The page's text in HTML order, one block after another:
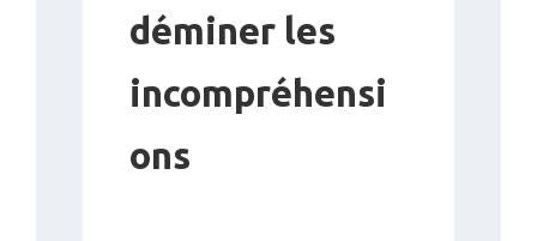
déminer les
incompréhensi
ons